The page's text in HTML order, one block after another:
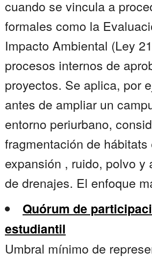
cuando se vincula a
formales como la
Impacto Ambiental (Ley
procesos internos de
proyectos. Se aplica, por
antes de ampliar un
entorno periurbano,
fragmentación de hábitats
expansión , ruido, polvo y
de drenajes. El enfoque
Quórum de
estudiantil
Umbral mínimo de